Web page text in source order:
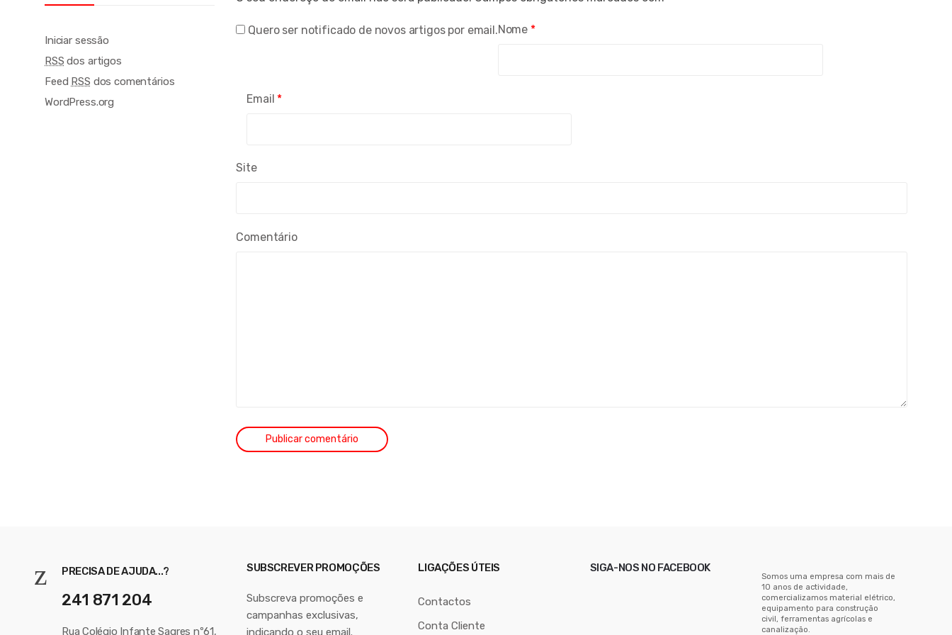
Comentário
Nome *
Email *
Site
Quero ser notificado de novos artigos por email.
Iniciar sessão
RSS dos artigos
Feed RSS dos comentários
WordPress.org
PRECISA DE AJUDA...?
241 871 204
Rua Colégio Infante Sagres nº61,
SUBSCREVER PROMOÇÕES
Subscreva promoções e
campanhas exclusivas,
indicando o seu email.
LIGAÇÕES ÚTEIS
Contactos
Conta Cliente
SIGA-NOS NO FACEBOOK
Somos uma empresa com mais de
10 anos de actividade,
comercializamos material elétrico,
equipamento para construção
civil, ferramentas agrícolas e
canalização.